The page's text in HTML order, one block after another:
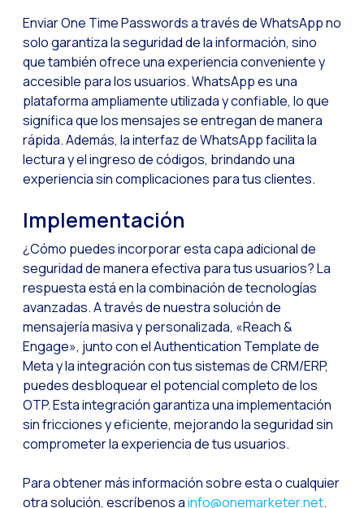
Acercando a las
OneMarketer
Recuperando
Bots, IA y ReCarting
Optimiza la atención
WhatsApp Flows:
Seasonalities:
Optimizando las
Integración de
El nuevo espacio de
Ampliando
Trazabilidad de
Adelantarse a las
Notificaciones
Derivar los flujos
Estudio Clientes
Enviar One Time Passwords a través de WhatsApp no
solo garantiza la seguridad de la información, sino
que también ofrece una experiencia conveniente y
accesible para los usuarios. WhatsApp es una
plataforma ampliamente utilizada y confiable, lo que
significa que los mensajes se entregan de manera
rápida. Además, la interfaz de WhatsApp facilita la
lectura y el ingreso de códigos, brindando una
experiencia sin complicaciones para tus clientes.
Implementación
¿Cómo puedes incorporar esta capa adicional de
seguridad de manera efectiva para tus usuarios? La
respuesta está en la combinación de tecnologías
avanzadas. A través de nuestra solución de
mensajería masiva y personalizada, «Reach &
Engage», junto con el Authentication Template de
Meta y la integración con tus sistemas de CRM/ERP,
puedes desbloquear el potencial completo de los
OTP. Esta integración garantiza una implementación
sin fricciones y eficiente, mejorando la seguridad sin
comprometer la experiencia de tus usuarios.
Para obtener más información sobre esta o cualquier
otra solución, escríbenos ainfo@onemarketer.net.